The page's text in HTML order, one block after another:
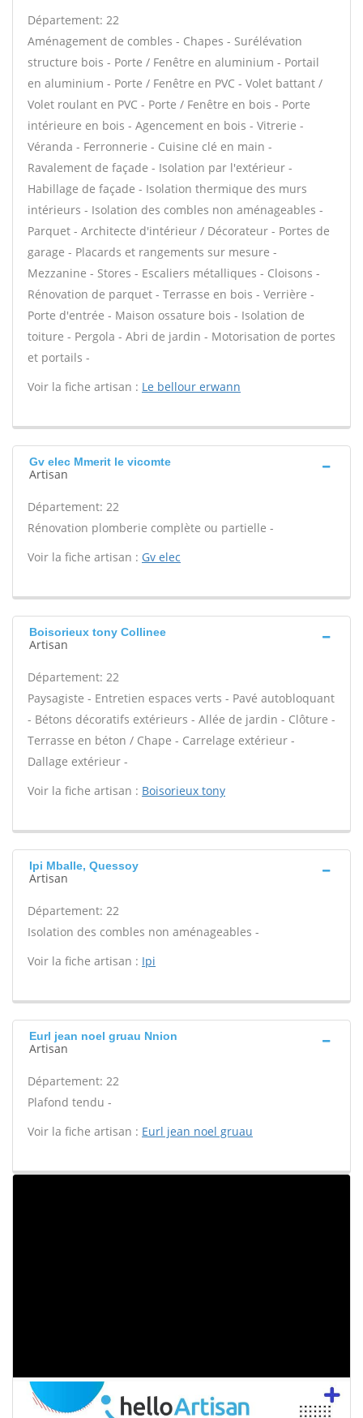
Département: 22
Aménagement de combles - Chapes - Surélévation
structure bois - Porte / Fenêtre en aluminium - Portail
en aluminium - Porte / Fenêtre en PVC - Volet battant /
Volet roulant en PVC - Porte / Fenêtre en bois - Porte
intérieure en bois - Agencement en bois - Vitrerie -
Véranda - Ferronnerie - Cuisine clé en main -
Ravalement de façade - Isolation par l'extérieur -
Habillage de façade - Isolation thermique des murs
intérieurs - Isolation des combles non aménageables -
Parquet - Architecte d'intérieur / Décorateur - Portes de
garage - Placards et rangements sur mesure -
Mezzanine - Stores - Escaliers métalliques - Cloisons -
Rénovation de parquet - Terrasse en bois - Verrière -
Porte d'entrée - Maison ossature bois - Isolation de
toiture - Pergola - Abri de jardin - Motorisation de portes
et portails -
Voir la fiche artisan : Le bellour erwann
Gv elec Mmerit le vicomte
Artisan
Département: 22
Rénovation plomberie complète ou partielle -
Voir la fiche artisan : Gv elec
Boisorieux tony Collinee
Artisan
Département: 22
Paysagiste - Entretien espaces verts - Pavé autobloquant
- Bétons décoratifs extérieurs - Allée de jardin - Clôture -
Terrasse en béton / Chape - Carrelage extérieur -
Dallage extérieur -
Voir la fiche artisan : Boisorieux tony
Ipi Mballe, Quessoy
Artisan
Département: 22
Isolation des combles non aménageables -
Voir la fiche artisan : Ipi
Eurl jean noel gruau Nnion
Artisan
Département: 22
Plafond tendu -
Voir la fiche artisan : Eurl jean noel gruau